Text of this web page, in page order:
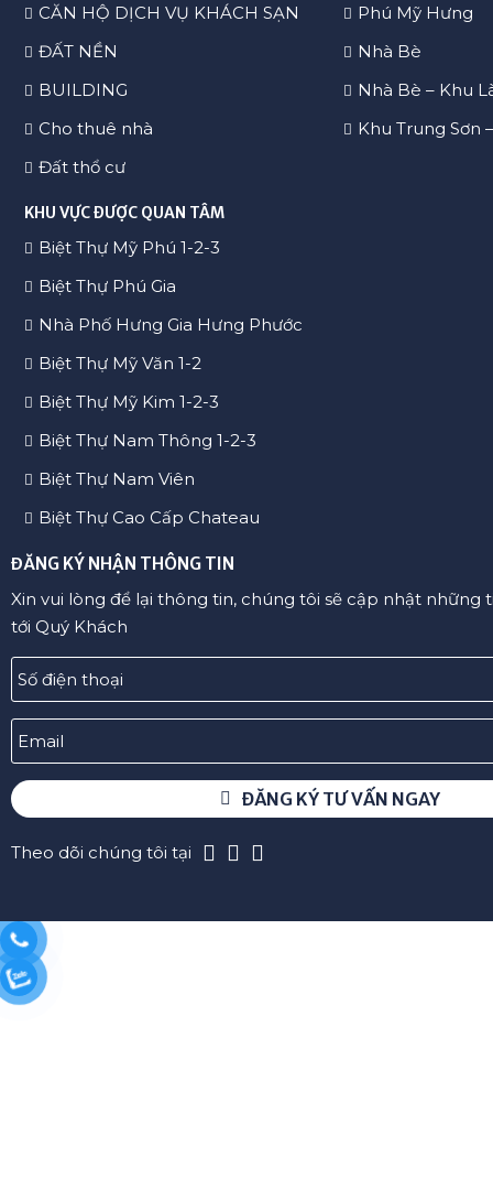
CĂN HỘ DỊCH VỤ KHÁCH SẠN
ĐẤT NỀN
BUILDING
Cho thuê nhà
Đất thổ cư
Phú Mỹ Hưng
Nhà Bè
Nhà Bè – Khu
Khu Trung Sơn
KHU VỰC ĐƯỢC QUAN TÂM
Biệt Thự Mỹ Phú 1-2-3
Biệt Thự Phú Gia
Nhà Phố Hưng Gia Hưng Phước
Biệt Thự Mỹ Văn 1-2
Biệt Thự Mỹ Kim 1-2-3
Biệt Thự Nam Thông 1-2-3
Biệt Thự Nam Viên
Biệt Thự Cao Cấp Chateau
ĐĂNG KÝ NHẬN THÔNG TIN
Xin vui lòng để lại thông tin, chúng tôi sẽ cập nhật những
tới Quý Khách
ĐĂNG KÝ TƯ VẤN NGAY
Theo dõi chúng tôi tại